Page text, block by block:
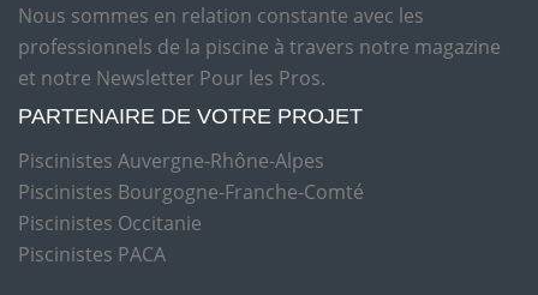
Nous sommes en relation constante avec les
professionnels de la piscine à travers notre magazine
et notre Newsletter Pour les Pros.
PARTENAIRE DE VOTRE PROJET
Piscinistes Auvergne-Rhône-Alpes
Piscinistes Bourgogne-Franche-Comté
Piscinistes Occitanie
Piscinistes PACA